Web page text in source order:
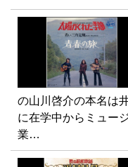
の山川啓介の本名は
に在学中からミュー
業…